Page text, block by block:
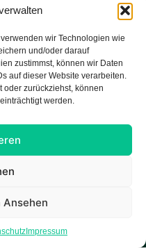
wir Technologien wie
und/oder darauf
zustimmst, können wir Daten
auf dieser Website verarbeiten.
oder zurückziehst, können
werden.
Ansehen
Impressum
Waldsee
© 2026 All rights